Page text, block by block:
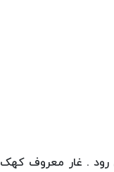
رود . غار معروف کهک